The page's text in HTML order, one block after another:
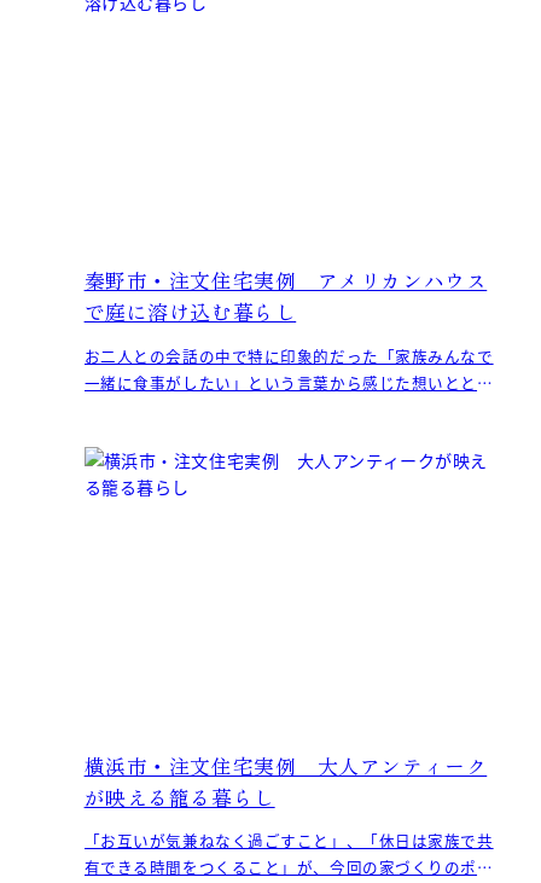
秦野市・注文住宅実例 アメリカンハウス
で庭に溶け込む暮らし
お二人との会話の中で特に印象的だった「家族みんなで
一緒に食事がしたい」という言葉から感じた想いととも
横浜市・注文住宅実例 大人アンティーク
が映える籠る暮らし
「お互いが気兼ねなく過ごすこと」、「休日は家族で共
有できる時間をつくること」が、今回の家づくりのポイ